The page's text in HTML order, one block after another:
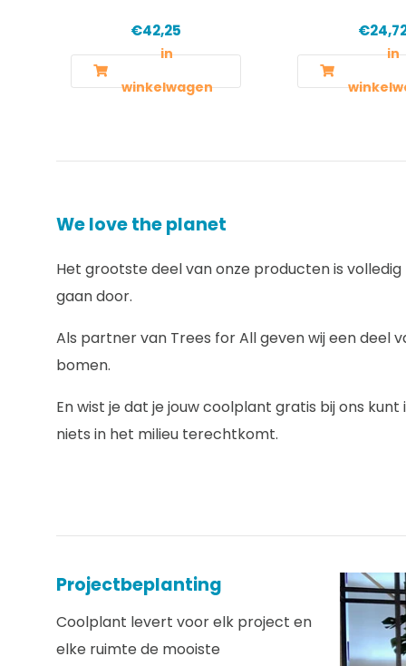
€42,25
in
winkelwagen
in
We love the planet
Het grootste deel van onze producten is
gaan door.
Als partner van Trees for All geven wij een
bomen.
En wist je dat je jouw coolplant gratis bij ons
niets in het milieu terechtkomt.
Projectbeplanting
Coolplant levert voor elk project en
elke ruimte de mooiste